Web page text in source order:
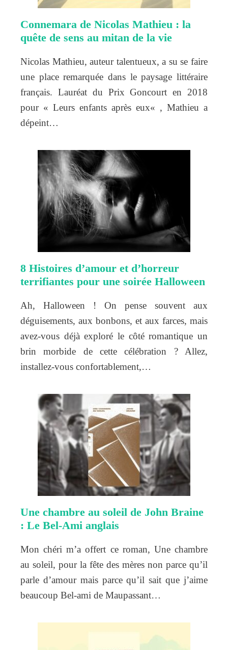
Connemara de Nicolas Mathieu : la
quête de sens au mitan de la vie
Nicolas Mathieu, auteur talentueux, a su se faire
une place remarquée dans le paysage littéraire
français. Lauréat du Prix Goncourt en 2018
pour « Leurs enfants après eux« , Mathieu a
dépeint…
8 Histoires d’amour et d’horreur
terrifiantes pour une soirée Halloween
Ah, Halloween ! On pense souvent aux
déguisements, aux bonbons, et aux farces, mais
avez-vous déjà exploré le côté romantique un
brin morbide de cette célébration ? Allez,
installez-vous confortablement,…
Une chambre au soleil de John Braine
: Le Bel-Ami anglais
Mon chéri m’a offert ce roman, Une chambre
au soleil, pour la fête des mères non parce qu’il
parle d’amour mais parce qu’il sait que j’aime
beaucoup Bel-ami de Maupassant…